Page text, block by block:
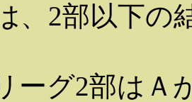
、2部以下の
ーグ2部は